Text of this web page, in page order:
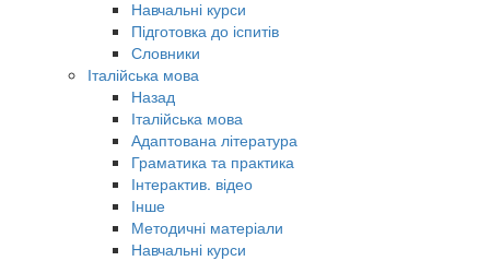
Навчальні курси
Підготовка до іспитів
Словники
Італійська мова
Назад
Італійська мова
Адаптована література
Граматика та практика
Інтерактив. відео
Інше
Методичні матеріали
Навчальні курси